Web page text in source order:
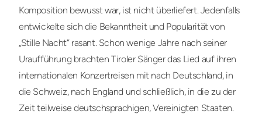
Komposition bewusst war, ist nicht überliefert. Jedenfalls
entwickelte sich die Bekanntheit und Popularität von
„Stille Nacht“ rasant. Schon wenige Jahre nach seiner
Uraufführung brachten Tiroler Sänger das Lied auf ihren
internationalen Konzertreisen mit nach Deutschland, in
die Schweiz, nach England und schließlich, in die zu der
Zeit teilweise deutschsprachigen, Vereinigten Staaten.